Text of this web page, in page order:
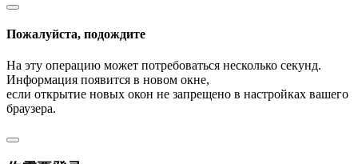
Пожалуйста, подождите
На эту операцию может потребоваться несколько секунд.
Информация появится в новом окне,
если открытие новых окон не запрещено в настройках вашего
браузера.